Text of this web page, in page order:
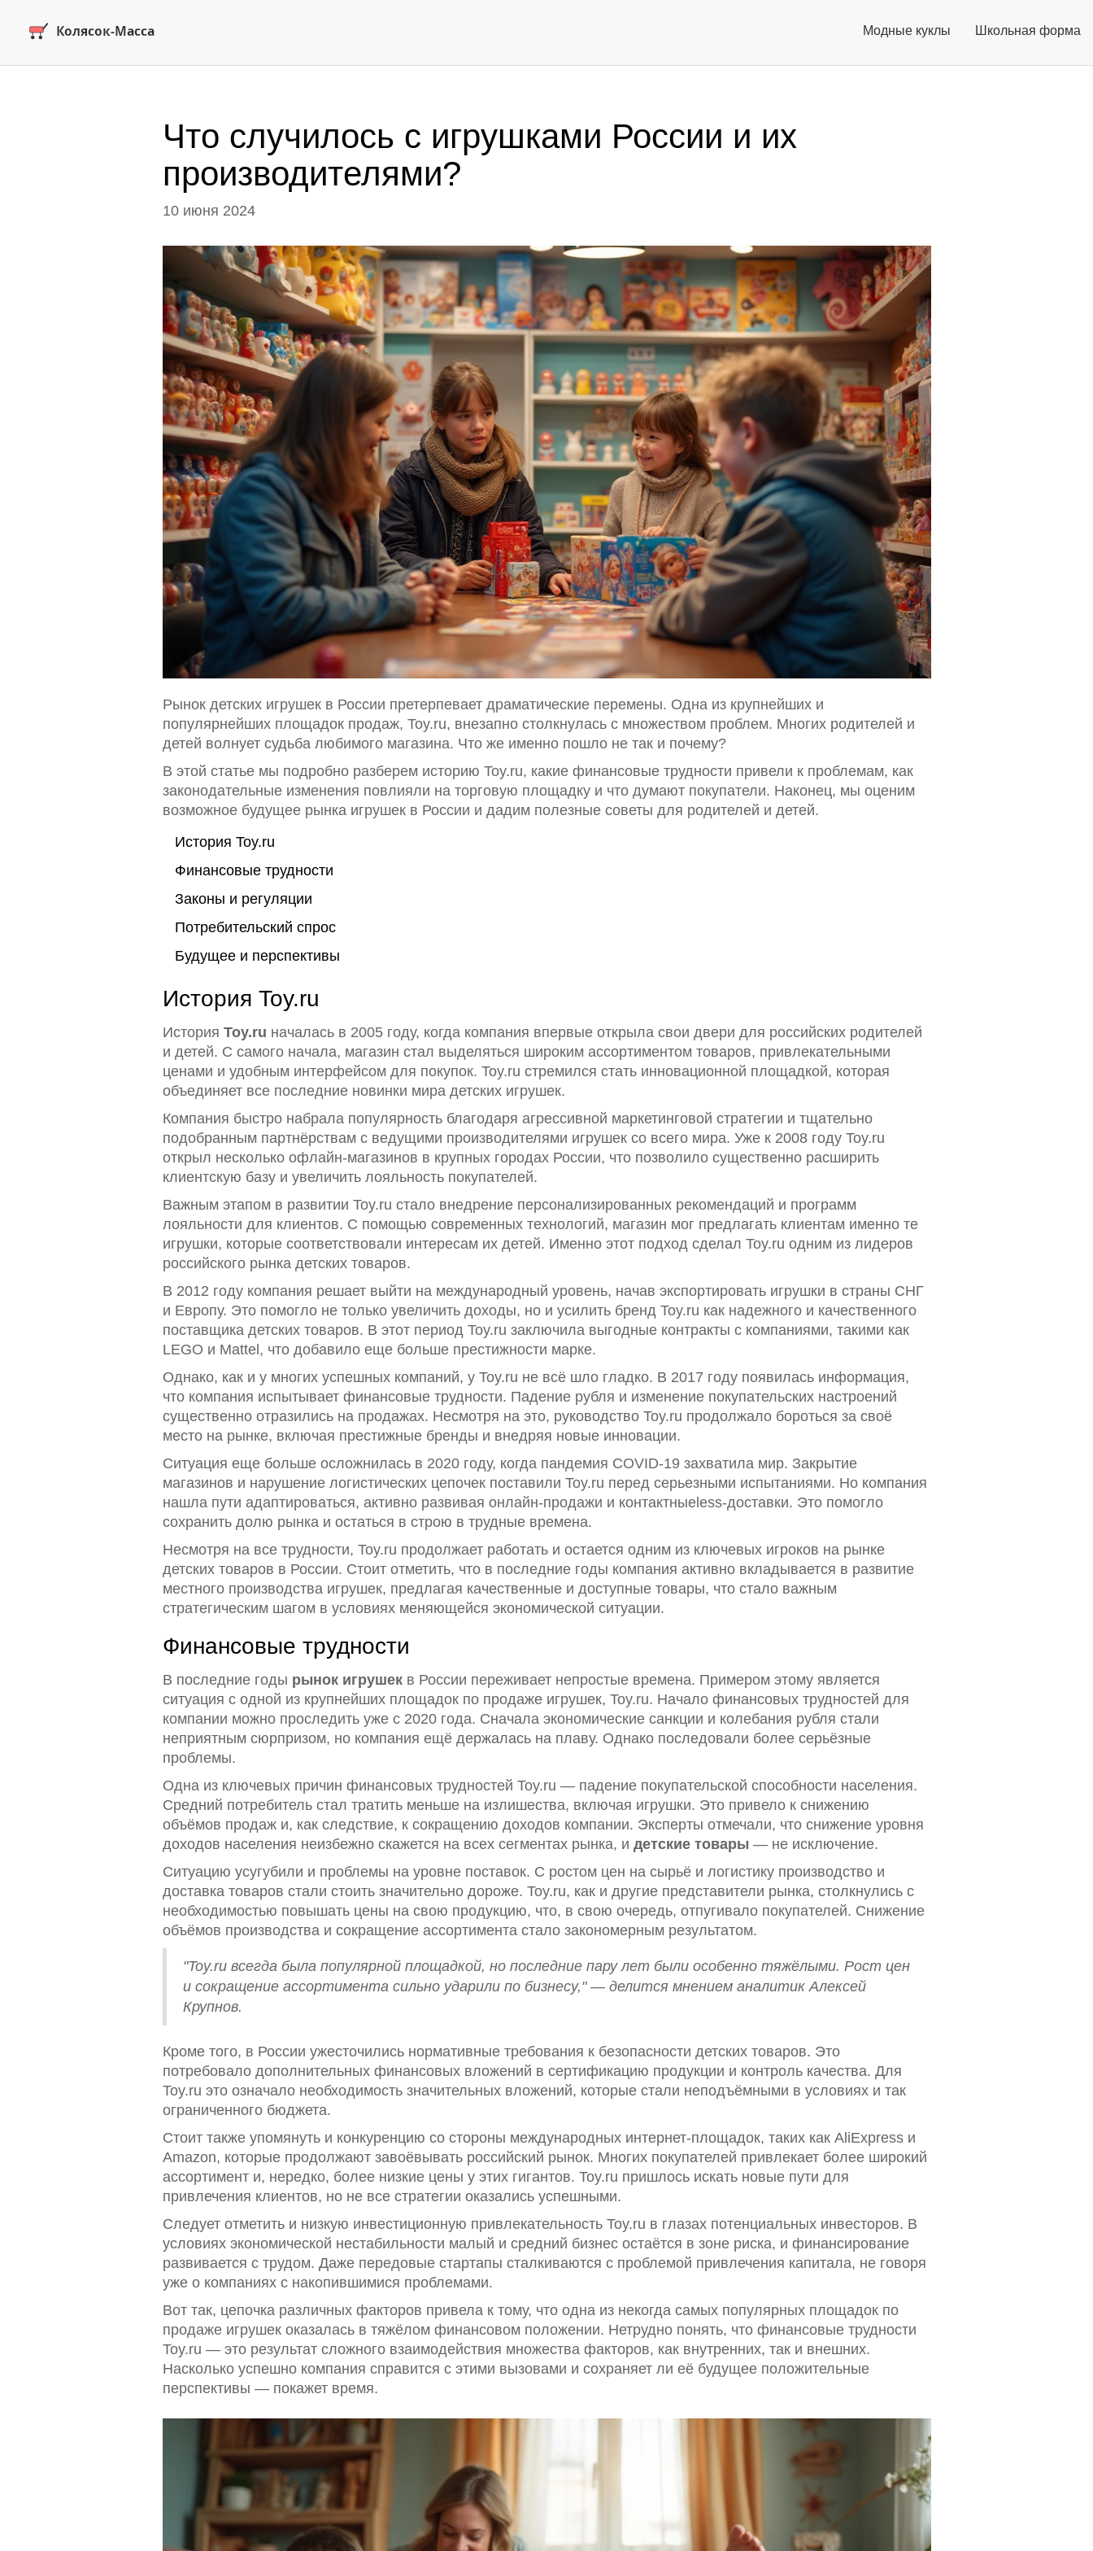
Модные куклы Школьная форма
Что случилось с игрушками России и их
производителями?
10 июня 2024
Рынок детских игрушек в России претерпевает драматические перемены. Одна из крупнейших и
популярнейших площадок продаж, Toy.ru, внезапно столкнулась с множеством проблем. Многих родителей и
детей волнует судьба любимого магазина. Что же именно пошло не так и почему?
В этой статье мы подробно разберем историю Toy.ru, какие финансовые трудности привели к проблемам, как
законодательные изменения повлияли на торговую площадку и что думают покупатели. Наконец, мы оценим
возможное будущее рынка игрушек в России и дадим полезные советы для родителей и детей.
История Toy.ru
Финансовые трудности
Законы и регуляции
Потребительский спрос
Будущее и перспективы
История Toy.ru
История Toy.ru началась в 2005 году, когда компания впервые открыла свои двери для российских родителей
и детей. С самого начала, магазин стал выделяться широким ассортиментом товаров, привлекательными
ценами и удобным интерфейсом для покупок. Toy.ru стремился стать инновационной площадкой, которая
объединяет все последние новинки мира детских игрушек.
Компания быстро набрала популярность благодаря агрессивной маркетинговой стратегии и тщательно
подобранным партнёрствам с ведущими производителями игрушек со всего мира. Уже к 2008 году Toy.ru
открыл несколько офлайн-магазинов в крупных городах России, что позволило существенно расширить
клиентскую базу и увеличить лояльность покупателей.
Важным этапом в развитии Toy.ru стало внедрение персонализированных рекомендаций и программ
лояльности для клиентов. С помощью современных технологий, магазин мог предлагать клиентам именно те
игрушки, которые соответствовали интересам их детей. Именно этот подход сделал Toy.ru одним из лидеров
российского рынка детских товаров.
В 2012 году компания решает выйти на международный уровень, начав экспортировать игрушки в страны СНГ
и Европу. Это помогло не только увеличить доходы, но и усилить бренд Toy.ru как надежного и качественного
поставщика детских товаров. В этот период Toy.ru заключила выгодные контракты с компаниями, такими как
LEGO и Mattel, что добавило еще больше престижности марке.
Однако, как и у многих успешных компаний, у Toy.ru не всё шло гладко. В 2017 году появилась информация,
что компания испытывает финансовые трудности. Падение рубля и изменение покупательских настроений
существенно отразились на продажах. Несмотря на это, руководство Toy.ru продолжало бороться за своё
место на рынке, включая престижные бренды и внедряя новые инновации.
Ситуация еще больше осложнилась в 2020 году, когда пандемия COVID-19 захватила мир. Закрытие
магазинов и нарушение логистических цепочек поставили Toy.ru перед серьезными испытаниями. Но компания
нашла пути адаптироваться, активно развивая онлайн-продажи и контактныеless-доставки. Это помогло
сохранить долю рынка и остаться в строю в трудные времена.
Несмотря на все трудности, Toy.ru продолжает работать и остается одним из ключевых игроков на рынке
детских товаров в России. Стоит отметить, что в последние годы компания активно вкладывается в развитие
местного производства игрушек, предлагая качественные и доступные товары, что стало важным
стратегическим шагом в условиях меняющейся экономической ситуации.
Финансовые трудности
В последние годы рынок игрушекв России переживает непростые времена. Примером этому является
ситуация с одной из крупнейших площадок по продаже игрушек, Toy.ru. Начало финансовых трудностей для
компании можно проследить уже с 2020 года. Сначала экономические санкции и колебания рубля стали
неприятным сюрпризом, но компания ещё держалась на плаву. Однако последовали более серьёзные
проблемы.
Одна из ключевых причин финансовых трудностей Toy.ru — падение покупательской способности населения.
Средний потребитель стал тратить меньше на излишества, включая игрушки. Это привело к снижению
объёмов продаж и, как следствие, к сокращению доходов компании. Эксперты отмечали, что снижение уровня
доходов населения неизбежно скажется на всех сегментах рынка, и детские товары — не исключение.
Ситуацию усугубили и проблемы на уровне поставок. С ростом цен на сырьё и логистику производство и
доставка товаров стали стоить значительно дороже. Toy.ru, как и другие представители рынка, столкнулись с
необходимостью повышать цены на свою продукцию, что, в свою очередь, отпугивало покупателей. Снижение
объёмов производства и сокращение ассортимента стало закономерным результатом.
"Toy.ru всегда была популярной площадкой, но последние пару лет были особенно тяжёлыми. Рост цен
и сокращение ассортимента сильно ударили по бизнесу," — делится мнением аналитик Алексей
Крупнов.
Кроме того, в России ужесточились нормативные требования к безопасности детских товаров. Это
потребовало дополнительных финансовых вложений в сертификацию продукции и контроль качества. Для
Toy.ru это означало необходимость значительных вложений, которые стали неподъёмными в условиях и так
ограниченного бюджета.
Стоит также упомянуть и конкуренцию со стороны международных интернет-площадок, таких как AliExpress и
Amazon, которые продолжают завоёвывать российский рынок. Многих покупателей привлекает более широкий
ассортимент и, нередко, более низкие цены у этих гигантов. Toy.ru пришлось искать новые пути для
привлечения клиентов, но не все стратегии оказались успешными.
Следует отметить и низкую инвестиционную привлекательность Toy.ru в глазах потенциальных инвесторов. В
условиях экономической нестабильности малый и средний бизнес остаётся в зоне риска, и финансирование
развивается с трудом. Даже передовые стартапы сталкиваются с проблемой привлечения капитала, не говоря
уже о компаниях с накопившимися проблемами.
Вот так, цепочка различных факторов привела к тому, что одна из некогда самых популярных площадок по
продаже игрушек оказалась в тяжёлом финансовом положении. Нетрудно понять, что финансовые трудности
Toy.ru — это результат сложного взаимодействия множества факторов, как внутренних, так и внешних.
Насколько успешно компания справится с этими вызовами и сохраняет ли её будущее положительные
перспективы — покажет время.